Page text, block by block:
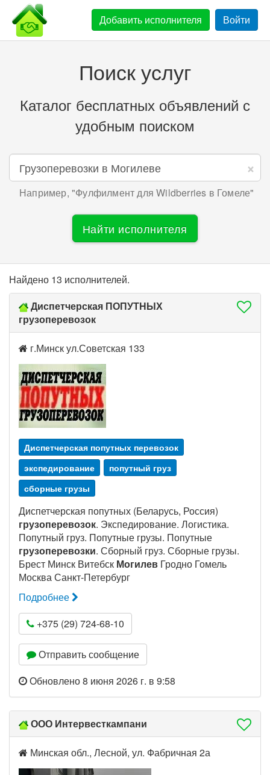
Добавить исполнителя Войти
Поиск услуг
Каталог бесплатных объявлений с
удобным поиском
×
Например, "Фулфилмент для Wildberries в Гомеле"
Найти исполнителя
Найдено 13 исполнителей.
Диспетчерская ПОПУТНЫХ
грузоперевозок
г.Минск ул.Советская 133
Диспетчерская попутных перевозок
экспедирование
попутный груз
сборные грузы
Диспетчерская попутных (Беларусь, Россия)
грузоперевозок. Экспедирование. Логистика.
Попутный груз. Попутные грузы. Попутные
грузоперевозки. Сборный груз. Сборные грузы.
Брест Минск Витебск Могилев Гродно Гомель
Москва Санкт-Петербург
Подробнее
+375 (29) 724-68-10
Отправить сообщение
Обновлено 8 июня 2026 г. в 9:58
ООО Интервесткампани
Минская обл., Лесной, ул. Фабричная 2а